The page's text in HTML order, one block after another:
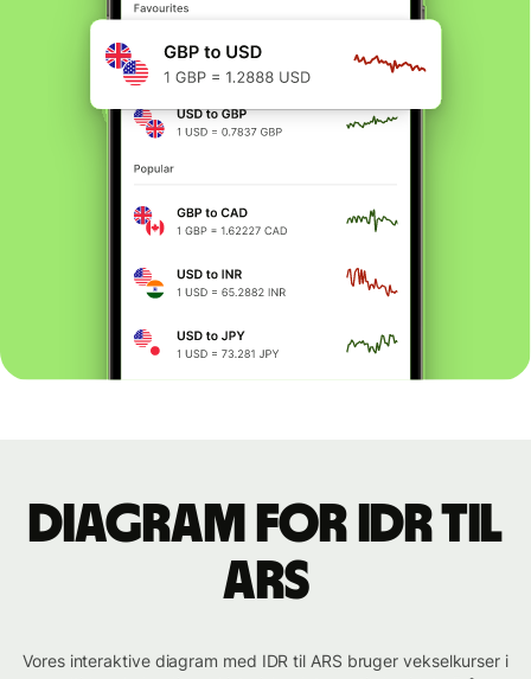
Diagram for IDR til
ARS
Vores interaktive diagram med IDR til ARS bruger vekselkurser i